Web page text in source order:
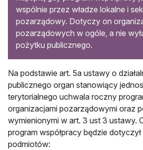
wspólnie przez władze lokalne i
pozarządowy. Dotyczy on
pozarządowych w ogóle, a nie
pożytku publicznego.
Na podstawie art. 5a ustawy o
publicznego organ stanowiący
terytorialnego uchwala roczny
organizacjami pozarządowymi oraz
wymienionymi w art. 3 ust 3 ustawy.
program współpracy będzie
podmiotów: